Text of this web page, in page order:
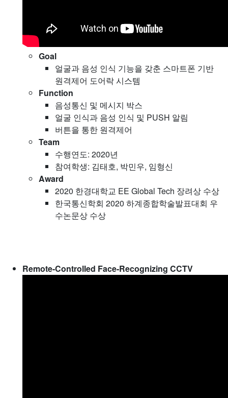
Goal
얼굴과 음성 인식 기능을 갖춘 스마트폰 기반
원격제어 도어락 시스템
Function
음성통신 및 메시지 박스
얼굴 인식과 음성 인식 및 PUSH 알림
버튼을 통한 원격제어
Team
수행연도: 2020년
참여학생: 김태호, 박민우, 임형신
Award
2020 한경대학교 EE Global Tech 장려상 수상
한국통신학회 2020 하계종합학술발표대회 우
수논문상 수상
Remote-Controlled Face-Recognizing CCTV